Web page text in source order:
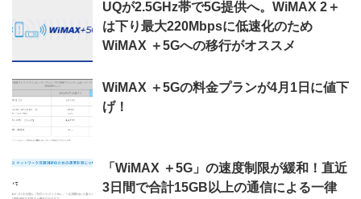
UQが2.5GHz帯で5G提供へ。WiMAX 2＋
は下り最大220Mbpsに低速化のため
WiMAX ＋5Gへの移行がオススメ
WiMAX ＋5Gの料金プランが4月1日に値下
げ！
「WiMAX ＋5G」の速度制限が緩和！直近
3日間で合計15GB以上の通信による一律